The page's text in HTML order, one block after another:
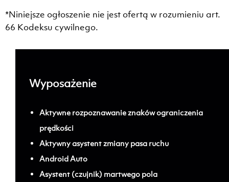
*Niniejsze ogłoszenie nie jest ofertą w rozumieniu art.
66 Kodeksu cywilnego.
Wyposażenie
Aktywne rozpoznawanie znaków ograniczenia
prędkości
Aktywny asystent zmiany pasa ruchu
Android Auto
Asystent (czujnik) martwego pola